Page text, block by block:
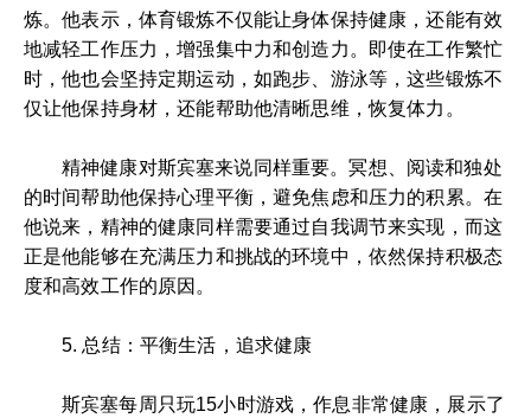
炼。他表示，体育锻炼不仅能让身体保持健康，还能有效
地减轻工作压力，增强集中力和创造力。即使在工作繁忙
时，他也会坚持定期运动，如跑步、游泳等，这些锻炼不
仅让他保持身材，还能帮助他清晰思维，恢复体力。
精神健康对斯宾塞来说同样重要。冥想、阅读和独处
的时间帮助他保持心理平衡，避免焦虑和压力的积累。在
他说来，精神的健康同样需要通过自我调节来实现，而这
正是他能够在充满压力和挑战的环境中，依然保持积极态
度和高效工作的原因。
5. 总结：平衡生活，追求健康
斯宾塞每周只玩15小时游戏，作息非常健康，展示了